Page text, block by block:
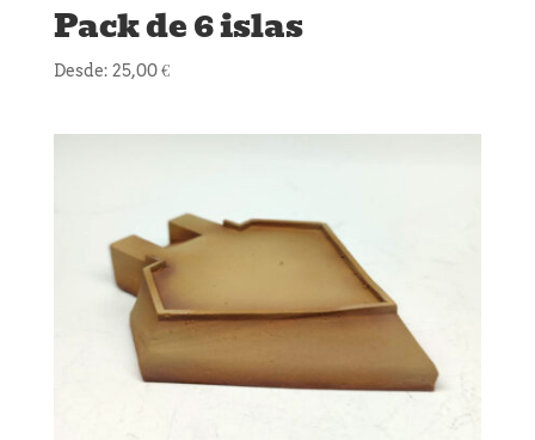
Pack de 6 islas
Desde: 25,00€